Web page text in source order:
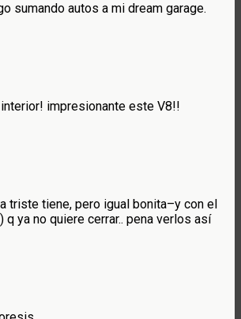
sumando autos a mi dream garage.
impresionante este V8!!
triste tiene, pero igual bonita–y con el
q ya no quiere cerrar.. pena verlos así